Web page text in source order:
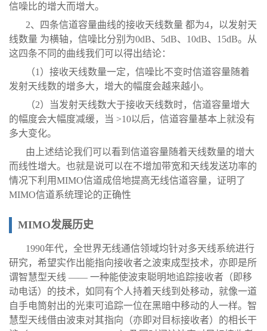
信噪比的增大而增大。
2、四条信道容量曲线的接收天线数量 都为4，以发射天
线数量 为横轴，信噪比分别为0dB、5dB、10dB、15dB。从
这四条不同的曲线我们可以得出结论：
（1）接收天线数量一定，信噪比不变时信道容量随着
发射天线数的增多大，增大的幅度会越来越小。
（2）当发射天线数大于接收天线数时，信道容量增大
的幅度会大幅度减缓，当 >10以后，信道容量基本上就没有
多大变化。
由上述结论我们可以看到信道容量随着天线数量的增大
而线性增大。也就是说可以在不增加带宽和天线发送功率的
情况下利用MIMO信道成倍地提高无线信道容量，证明了
MIMO信道系统理论的正确性
MIMO发展历史
1990年代，全世界无线通信领域均针对多天线系统进行
研究，希望实作出能指向接收者之波束成型技术，亦即是所
谓智慧型天线 —— 一种能使波束聪明地追踪接收者（即移
动电话）的技术，如同有个人持着天线到处移动，就像一道
自手电筒射出的光束可追踪一位在黑暗中移动的人一样。智
慧型天线借由波束对其指向（亦即对目标接收者）的相长干